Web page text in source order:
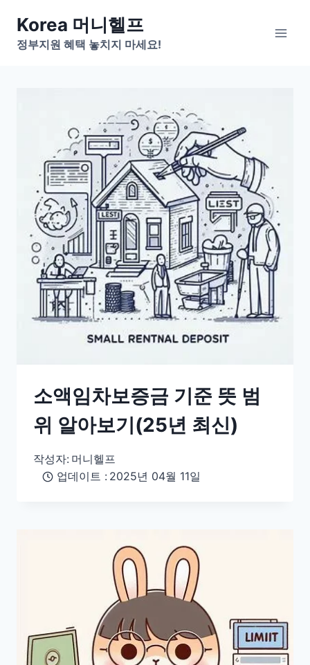
content
Korea 머니헬프
정부지원 혜택 놓치지 마세요!
소액임차보증금 기준 뜻 범
위 알아보기(25년 최신)
작성자: 머니헬프
업데이트 : 2025년 04월 11일